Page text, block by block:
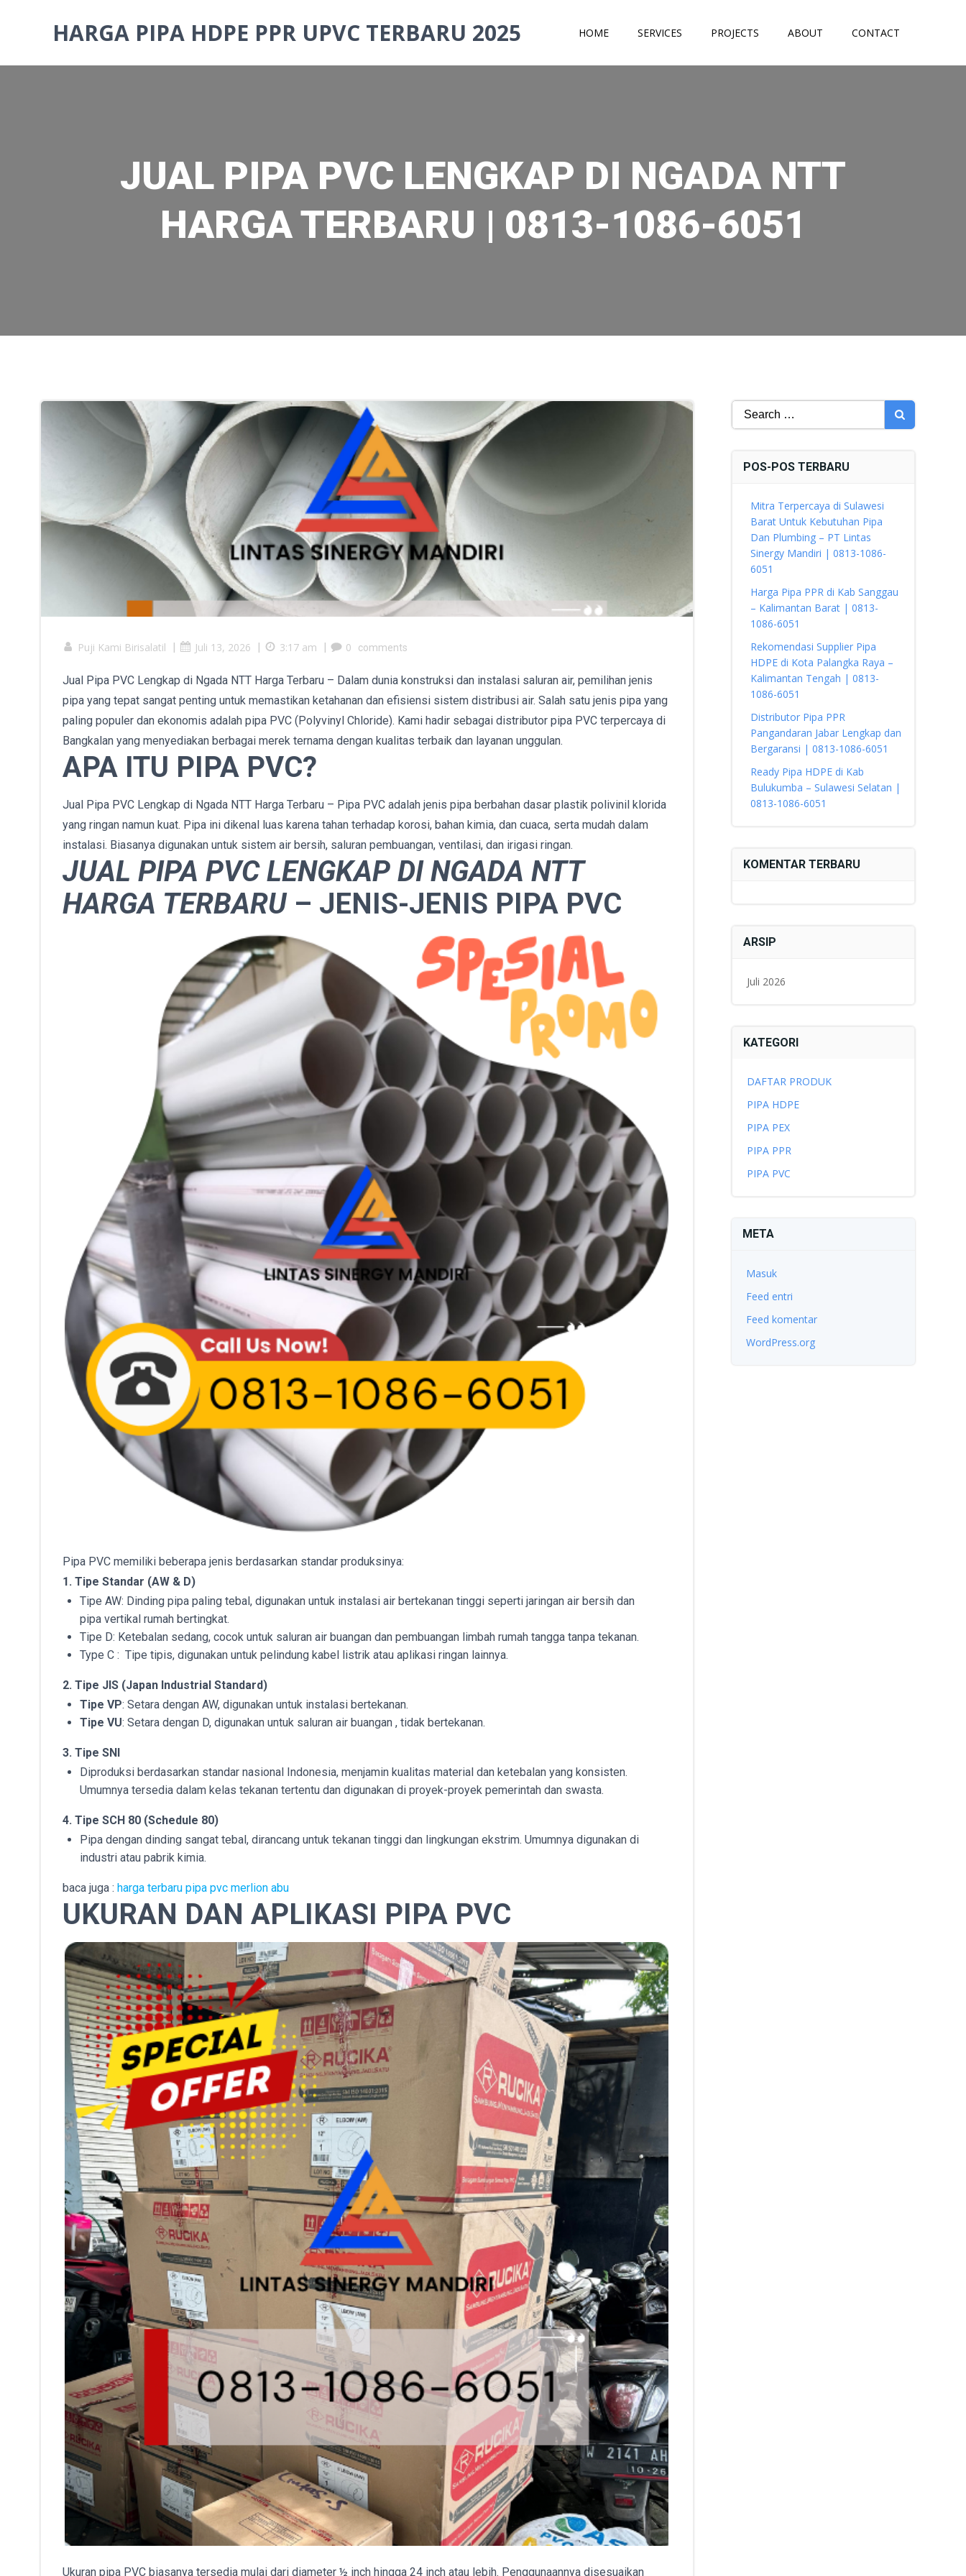
HARGA PIPA HDPE PPR UPVC TERBARU 2025 HOME SERVICES PROJECTS ABOUT CONTACT
JUAL PIPA PVC LENGKAP DI NGADA NTT
HARGA TERBARU | 0813-1086-6051
Puji Kami Birisalatil | Juli 13, 2026 | 3:17 am | 0 comments
Jual Pipa PVC Lengkap di Ngada NTT Harga Terbaru – Dalam dunia konstruksi dan instalasi saluran air, pemilihan jenis
pipa yang tepat sangat penting untuk memastikan ketahanan dan efisiensi sistem distribusi air. Salah satu jenis pipa yang
paling populer dan ekonomis adalah pipa PVC (Polyvinyl Chloride). Kami hadir sebagai distributor pipa PVC terpercaya di
Bangkalan yang menyediakan berbagai merek ternama dengan kualitas terbaik dan layanan unggulan.
APA ITU PIPA PVC?
Jual Pipa PVC Lengkap di Ngada NTT Harga Terbaru – Pipa PVC adalah jenis pipa berbahan dasar plastik polivinil klorida
yang ringan namun kuat. Pipa ini dikenal luas karena tahan terhadap korosi, bahan kimia, dan cuaca, serta mudah dalam
instalasi. Biasanya digunakan untuk sistem air bersih, saluran pembuangan, ventilasi, dan irigasi ringan.
JUAL PIPA PVC LENGKAP DI NGADA NTT
HARGA TERBARU– JENIS-JENIS PIPA PVC
Pipa PVC memiliki beberapa jenis berdasarkan standar produksinya:
1. Tipe Standar (AW & D)
Tipe AW: Dinding pipa paling tebal, digunakan untuk instalasi air bertekanan tinggi seperti jaringan air bersih dan
pipa vertikal rumah bertingkat.
Tipe D: Ketebalan sedang, cocok untuk saluran air buangan dan pembuangan limbah rumah tangga tanpa tekanan.
Type C : Tipe tipis, digunakan untuk pelindung kabel listrik atau aplikasi ringan lainnya.
2. Tipe JIS (Japan Industrial Standard)
Tipe VP: Setara dengan AW, digunakan untuk instalasi bertekanan.
Tipe VU: Setara dengan D, digunakan untuk saluran air buangan , tidak bertekanan.
3. Tipe SNI
Diproduksi berdasarkan standar nasional Indonesia, menjamin kualitas material dan ketebalan yang konsisten.
Umumnya tersedia dalam kelas tekanan tertentu dan digunakan di proyek-proyek pemerintah dan swasta.
4. Tipe SCH 80 (Schedule 80)
Pipa dengan dinding sangat tebal, dirancang untuk tekanan tinggi dan lingkungan ekstrim. Umumnya digunakan di
industri atau pabrik kimia.
baca juga : harga terbaru pipa pvc merlion abu
UKURAN DAN APLIKASI PIPA PVC
Ukuran pipa PVC biasanya tersedia mulai dari diameter ½ inch hingga 24 inch atau lebih. Penggunaannya disesuaikan
Search
POS-POS TERBARU
Mitra Terpercaya di Sulawesi
Barat Untuk Kebutuhan Pipa
Dan Plumbing – PT Lintas
Sinergy Mandiri | 0813-1086-
6051
Harga Pipa PPR di Kab Sanggau
– Kalimantan Barat | 0813-
1086-6051
Rekomendasi Supplier Pipa
HDPE di Kota Palangka Raya –
Kalimantan Tengah | 0813-
1086-6051
Distributor Pipa PPR
Pangandaran Jabar Lengkap dan
Bergaransi | 0813-1086-6051
Ready Pipa HDPE di Kab
Bulukumba – Sulawesi Selatan |
0813-1086-6051
KOMENTAR TERBARU
ARSIP
Juli 2026
KATEGORI
DAFTAR PRODUK
PIPA HDPE
PIPA PEX
PIPA PPR
PIPA PVC
META
Masuk
Feed entri
Feed komentar
WordPress.org